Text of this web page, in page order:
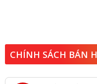
CHÍNH SÁCH BÁN